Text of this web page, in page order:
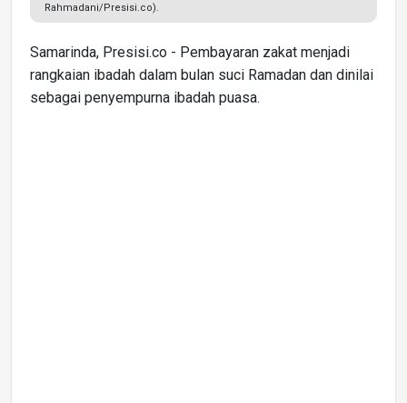
Rahmadani/Presisi.co).
Samarinda, Presisi.co - Pembayaran zakat menjadi
rangkaian ibadah dalam bulan suci Ramadan dan dinilai
sebagai penyempurna ibadah puasa.